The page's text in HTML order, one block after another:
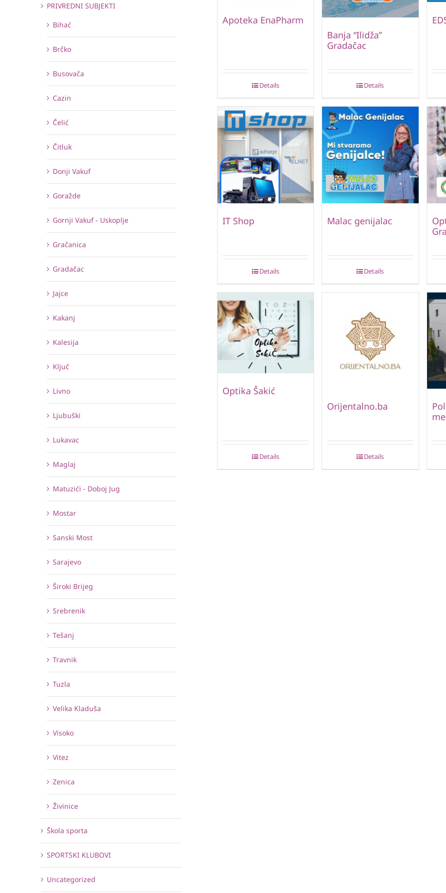
Apoteka EnaPharm
Details
Banja “Ilidža”
Gradačac
Details
IT Shop
Details
Malac genijalac
Details
Optika Šakić
Details
Orijentalno.ba
Details
PRIVREDNI SUBJEKTI
Bihać
Brčko
Busovača
Cazin
Čelić
Čitluk
Donji Vakuf
Goražde
Gornji Vakuf - Uskoplje
Gračanica
Gradačac
Jajce
Kakanj
Kalesija
Ključ
Livno
Ljubuški
Lukavac
Maglaj
Matuzići - Doboj Jug
Mostar
Sanski Most
Sarajevo
Široki Brijeg
Srebrenik
Tešanj
Travnik
Tuzla
Velika Kladuša
Visoko
Vitez
Zenica
Živinice
Škola sporta
SPORTSKI KLUBOVI
Uncategorized